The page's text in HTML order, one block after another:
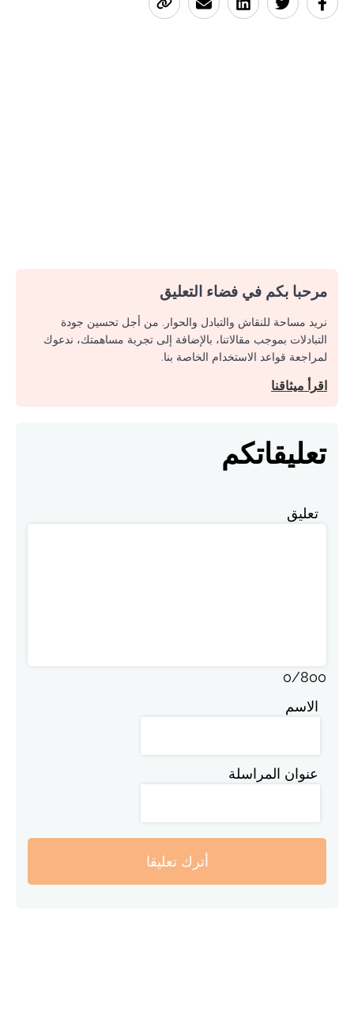
مرحبا بكم في فضاء التعليق
نريد مساحة للنقاش والتبادل والحوار. من أجل تحسين جودة
التبادلات بموجب مقالاتنا، بالإضافة إلى تجربة مساهمتك، ندعوك
لمراجعة قواعد الاستخدام الخاصة بنا.
اقرأ ميثاقنا
تعليقاتكم
تعليق
0/800
الاسم
عنوان المراسلة
أترك تعليقا